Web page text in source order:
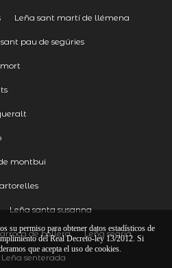
Leña sant martí de llémena
pau de segúries
montbui
Leña santa susanna
de bellera Leña segriá
Leña senterada
su permiso para obtener datos estadísticos de
del Real Decreto-ley 13/2012. Si
que acepta el uso de cookies.